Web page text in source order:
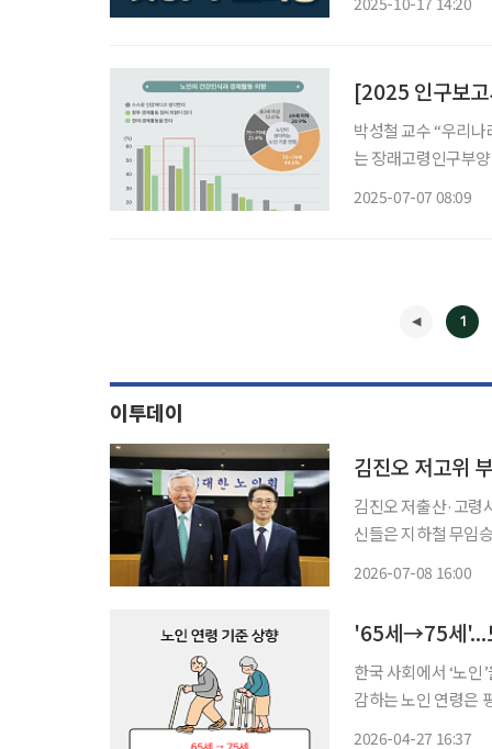
[2025 인구보
박성철 교수 “우리
는 장래고령인구부양비로 정비해야” 우리나라가
2025-07-07 08:09
1
이투데이
김진오 저고위
김진오 저출산·고령
신들은 지하철 무임
2026-07-08 16:00
'65세→75세'...
한국 사회에서 ‘노인
감하는 노인 연령은
2026-04-27 16:37